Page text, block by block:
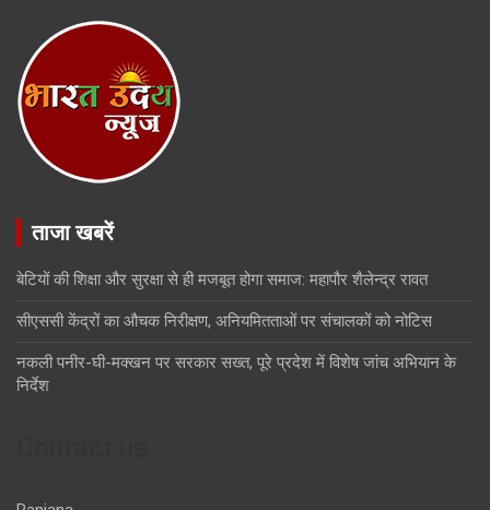
ताजा खबरें
बेटियों की शिक्षा और सुरक्षा से ही मजबूत होगा समाज: महापौर शैलेन्द्र रावत
सीएससी केंद्रों का औचक निरीक्षण, अनियमितताओं पर संचालकों को नोटिस
नकली पनीर-घी-मक्खन पर सरकार सख्त, पूरे प्रदेश में विशेष जांच अभियान के
निर्देश